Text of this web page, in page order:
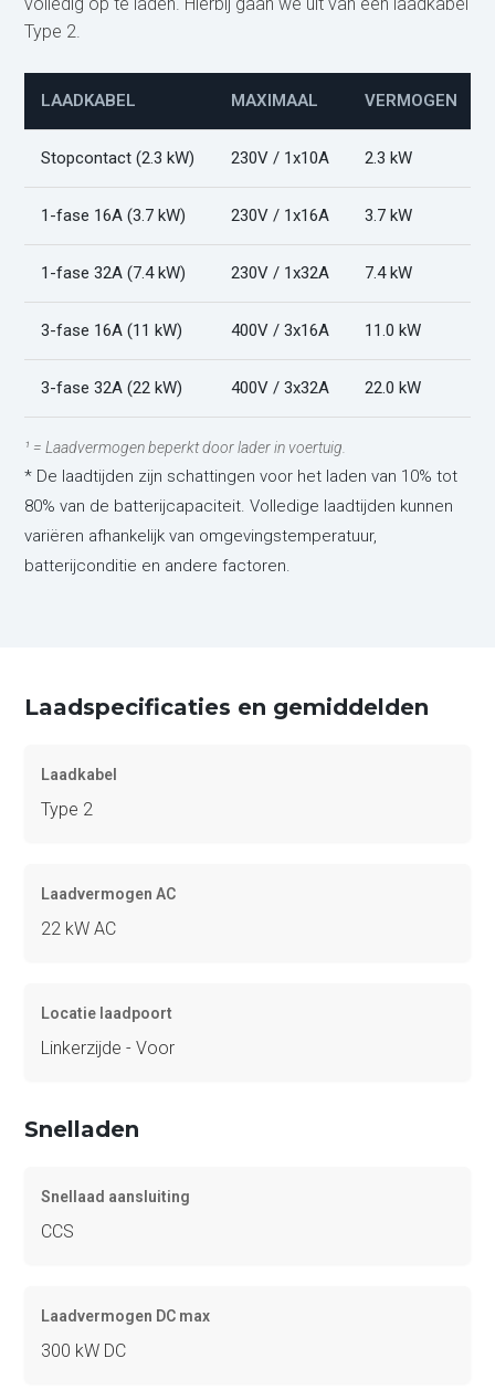
Type 2.
LAADKABEL MAXIMAAL VERMOGEN
Stopcontact (2.3 kW) 230V / 1x10A 2.3 kW
1-fase 16A (3.7 kW) 230V / 1x16A 3.7 kW
1-fase 32A (7.4 kW) 230V / 1x32A 7.4 kW
3-fase 16A (11 kW) 400V / 3x16A 11.0 kW
3-fase 32A (22 kW) 400V / 3x32A 22.0 kW
¹ = Laadvermogen beperkt door lader in voertuig.
* De laadtijden zijn schattingen voor het laden van 10% tot
80% van de batterijcapaciteit. Volledige laadtijden kunnen
variëren afhankelijk van omgevingstemperatuur,
batterijconditie en andere factoren.
Laadspecificaties en gemiddelden
Laadkabel
Type 2
Laadvermogen AC
22 kW AC
Locatie laadpoort
Linkerzijde - Voor
Snelladen
Snellaad aansluiting
CCS
Laadvermogen DC max
300 kW DC